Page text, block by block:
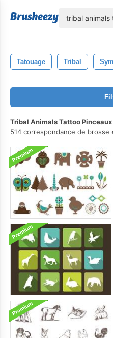
Tatouage Tribal
Tribal Animals Tattoo Pinceaux
514 correspondance de brosse